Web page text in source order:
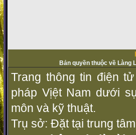
Bản quyền thuộc về Làng
Trang thông tin điện
pháp Vịệt Nam dưới
môn và kỹ thuật.
Trụ sở: Đặt tại trung